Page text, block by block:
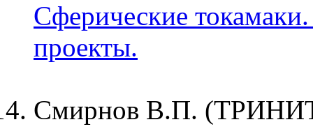
Сферические
проекты.
Смирнов В.П.